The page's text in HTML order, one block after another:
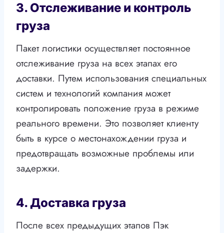
3. Отслеживание и контроль
груза
Пакет логистики осуществляет постоянное
отслеживание груза на всех этапах его
доставки. Путем использования специальных
систем и технологий компания может
контролировать положение груза в режиме
реального времени. Это позволяет клиенту
быть в курсе о местонахождении груза и
предотвращать возможные проблемы или
задержки.
4. Доставка груза
После всех предыдущих этапов Пэк